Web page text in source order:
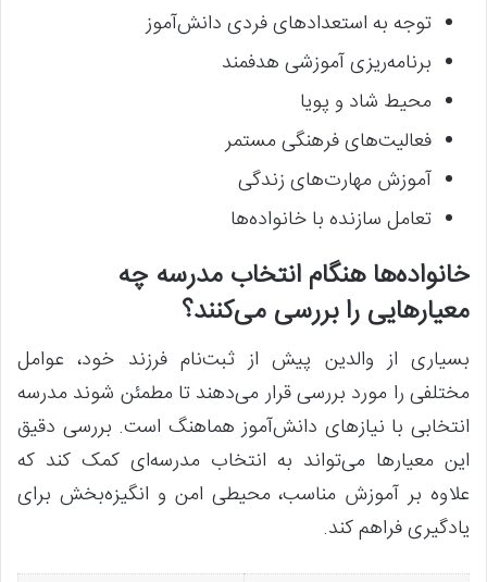
توجه به استعدادهای فردی دانش‌آموز
برنامه‌ریزی آموزشی هدفمند
محیط شاد و پویا
فعالیت‌های فرهنگی مستمر
آموزش مهارت‌های زندگی
تعامل سازنده با خانواده‌ها
خانواده‌ها هنگام انتخاب مدرسه چه
معیارهایی را بررسی می‌کنند؟
بسیاری از والدین پیش از ثبت‌نام فرزند خود، عوامل
مختلفی را مورد بررسی قرار می‌دهند تا مطمئن شوند مدرسه
انتخابی با نیازهای دانش‌آموز هماهنگ است. بررسی دقیق
این معیارها می‌تواند به انتخاب مدرسه‌ای کمک کند که
علاوه بر آموزش مناسب، محیطی امن و انگیزه‌بخش برای
یادگیری فراهم کند.